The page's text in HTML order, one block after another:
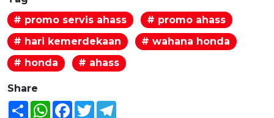
# promo servis ahass
# promo ahass
# hari kemerdekaan
# wahana honda
# honda
# ahass
Share
Share WhatsAppFacebook
Twitter